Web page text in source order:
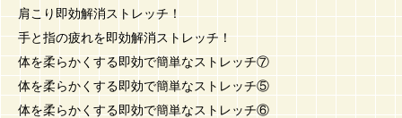
肩こり即効解消ストレッチ！
手と指の疲れを即効解消ストレッチ！
体を柔らかくする即効で簡単なストレッチ⑦
体を柔らかくする即効で簡単なストレッチ⑤
体を柔らかくする即効で簡単なストレッチ⑥